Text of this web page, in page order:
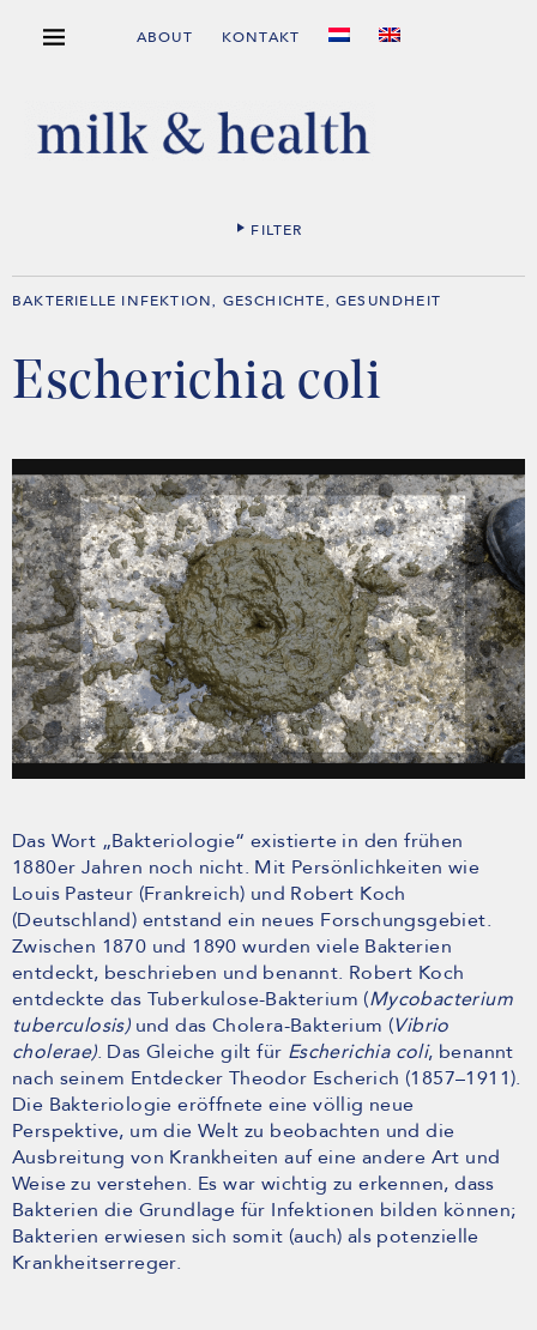
ABOUT KONTAKT
FILTER
BAKTERIELLE INFEKTION GESCHICHTE ,GESUNDHEIT
Escherichia coli
Das Wort „Bakteriologie“ existierte in den frühen
1880er Jahren noch nicht. Mit Persönlichkeiten wie
Louis Pasteur (Frankreich) und Robert Koch
(Deutschland) entstand ein neues Forschungsgebiet.
Zwischen 1870 und 1890 wurden viele Bakterien
entdeckt, beschrieben und benannt. Robert Koch
entdeckte das Tuberkulose-Bakterium (Mycobacterium
tuberculosis)und das Cholera-Bakterium (Vibrio
cholerae). Das Gleiche gilt für Escherichia coli, benannt
nach seinem Entdecker Theodor Escherich (1857–1911).
Die Bakteriologie eröffnete eine völlig neue
Perspektive, um die Welt zu beobachten und die
Ausbreitung von Krankheiten auf eine andere Art und
Weise zu verstehen. Es war wichtig zu erkennen, dass
Bakterien die Grundlage für Infektionen bilden können;
Bakterien erwiesen sich somit (auch) als potenzielle
Krankheitserreger.